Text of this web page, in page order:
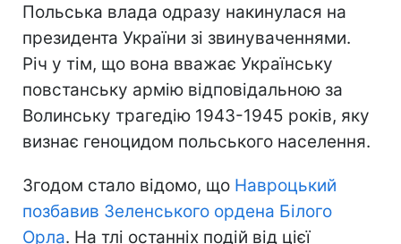
Польська влада одразу накинулася на
президента України зі звинуваченнями.
Річ у тім, що вона вважає Українську
повстанську армію відповідальною за
Волинську трагедію 1943-1945 років, яку
визнає геноцидом польського населення.
Згодом стало відомо, що Навроцький
позбавив Зеленського ордена Білого
Орла. На тлі останніх подій від цієї